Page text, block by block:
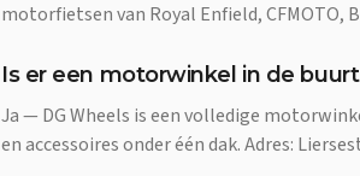
motorfietsen van Royal Enfield, CFMOTO,
Is er een motorwinkel in de
Ja — DG Wheels is een volledige
en accessoires onder één dak. Adres: